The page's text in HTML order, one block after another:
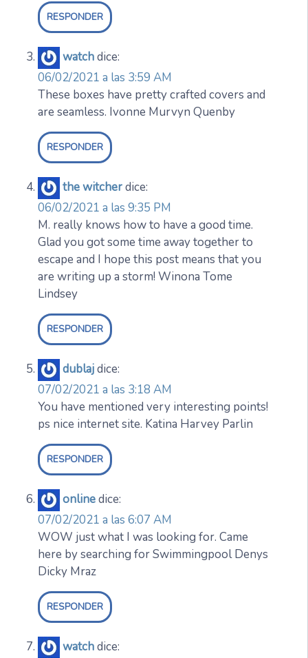
RESPONDER
watchdice:
06/02/2021 a las 3:59 AM
These boxes have pretty crafted covers and
are seamless. Ivonne Murvyn Quenby
RESPONDER
the witcherdice:
06/02/2021 a las 9:35 PM
M. really knows how to have a good time.
Glad you got some time away together to
escape and I hope this post means that you
are writing up a storm! Winona Tome
Lindsey
RESPONDER
dublajdice:
07/02/2021 a las 3:18 AM
You have mentioned very interesting points!
ps nice internet site. Katina Harvey Parlin
RESPONDER
onlinedice:
07/02/2021 a las 6:07 AM
WOW just what I was looking for. Came
here by searching for Swimmingpool Denys
Dicky Mraz
RESPONDER
watchdice: